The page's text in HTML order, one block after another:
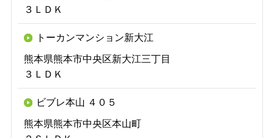
３ＬＤＫ
トーカンマンション新大江
熊本県熊本市中央区新大江三丁目
３ＬＤＫ
ビブレ本山 ４０５
熊本県熊本市中央区本山町